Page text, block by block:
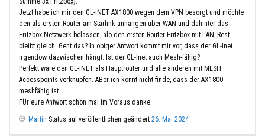
Jetzt habe ich mir den GL-iNET AX1800 wegen dem VPN besorgt und möchte
den als ersten Router am Starlink anhängen über WAN und dahinter das
Fritzbox Netzwerk belassen, alo den ersten Router Fritzbox mit LAN, Rest
bleibt gleich. Geht das? In obiger Antwort kommt mir vor, dass der GL-Inet
irgendow dazwischen hängt. Ist der GL-Inet auch Mesh-fähig?
Perfekt wäre den GL-INET als Hauptrouter und alle anderen mit MESH
Accesspoints verknüpfen. ABer ich konnt nicht finde, dass der AX1800
meshfähig ist.
FÜr eure Antwort schon mal im Voraus danke.
Martin Status auf veröffentlichen geändert 26. Mai 2024